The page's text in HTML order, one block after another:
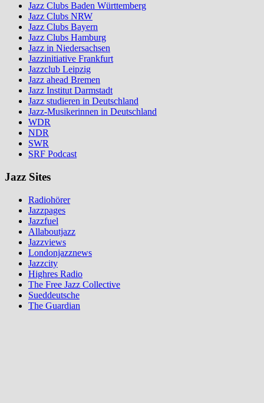
Jazz Clubs Baden Württemberg
Jazz Clubs NRW
Jazz Clubs Bayern
Jazz Clubs Hamburg
Jazz in Niedersachsen
Jazzinitiative Frankfurt
Jazzclub Leipzig
Jazz ahead Bremen
Jazz Institut Darmstadt
Jazz studieren in Deutschland
Jazz-Musikerinnen in Deutschland
WDR
NDR
SWR
SRF Podcast
Jazz Sites
Radiohörer
Jazzpages
Jazzfuel
Allaboutjazz
Jazzviews
Londonjazznews
Jazzcity
Highres Radio
The Free Jazz Collective
Sueddeutsche
The Guardian